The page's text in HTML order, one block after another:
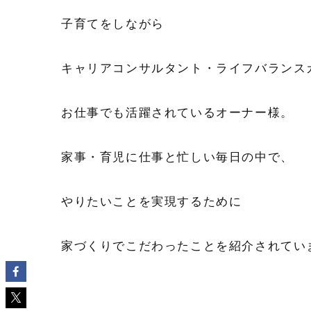
子育てをしながら
キャリアコンサルタント・ライフバラン
お仕事でも活躍されているオーナー様。
家事・育児に仕事と忙しい毎日の中で、
やりたいことを実現するために
家づくりでこだわったことを紹介されてい